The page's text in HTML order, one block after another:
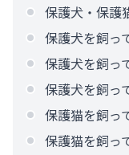
保護犬・保護
保護犬を飼っ
保護犬を飼っ
保護犬を飼っ
保護猫を飼っ
保護猫を飼